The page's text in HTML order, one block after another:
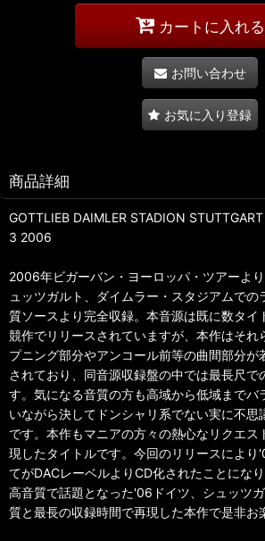
カートに入れる
お問い合わせ
お気に入り登録
商品詳細
GOTTLIEB DAIMLER STADION
3 2006
2006年ビガーバン・ヨーロッパ・ツアーよ
ュッツガルト、ダイムラー・スタジアムでの
質ソースより完全収録。本音源は既に数タイ
競作でリリースされていますが、本作はそれ
プニング部分やアンコール前等の曲間部分が
されており、同音源収録盤の中では最長尺で
す。気になる音質の方も高域から低域までバ
いながら決してドンシャリ系でない実に不思
です。本作もマニアの方々の熱心なリクエス
現したタイトルです。今回のリリースによ
てがDACレーベルよりCD化されたことにな
高音質で話題となった'06ドイツ、シュッツ
質と最長の収録時間で再現した本作で是非お